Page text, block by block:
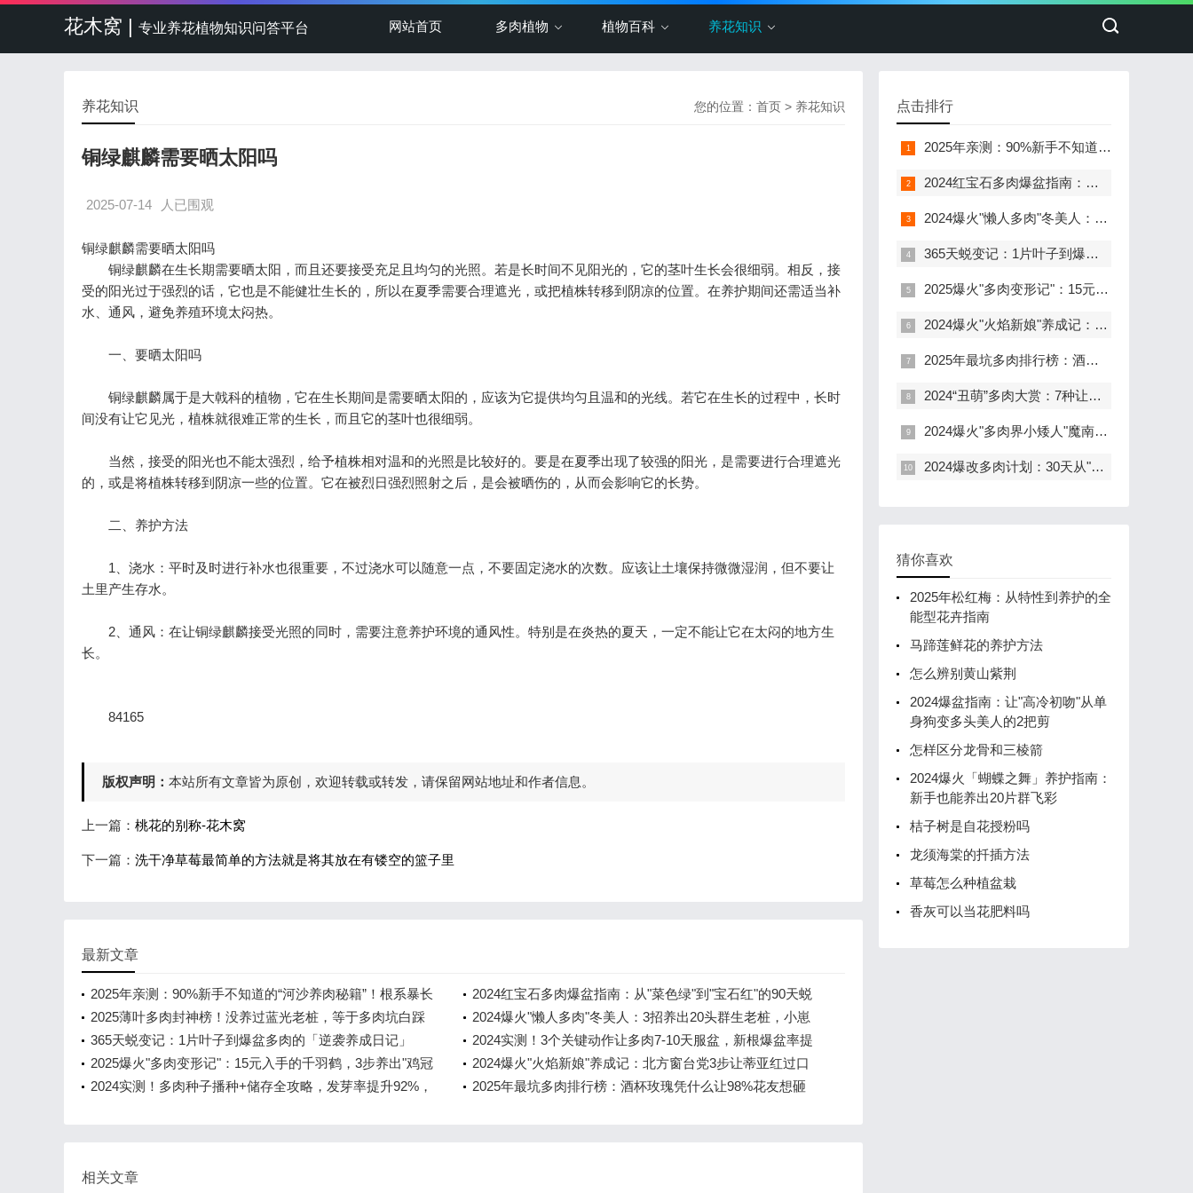
花木窝 | 专业养花植物知识问答平台 网站首页 多肉植物 植物百科 养花知识
您的位置： 首页 > 养花知识
养花知识
铜绿麒麟需要晒太阳吗
2025-07-14 人已围观
铜绿麒麟需要晒太阳吗
铜绿麒麟在生长期需要晒太阳，而且还要接受充足且均匀的光照。若是长时间不见阳光的，它的茎叶生长会很细弱。相反，接
受的阳光过于强烈的话，它也是不能健壮生长的，所以在夏季需要合理遮光，或把植株转移到阴凉的位置。在养护期间还需适当补
水、通风，避免养殖环境太闷热。
一、要晒太阳吗
铜绿麒麟属于是大戟科的植物，它在生长期间是需要晒太阳的，应该为它提供均匀且温和的光线。若它在生长的过程中，长时
间没有让它见光，植株就很难正常的生长，而且它的茎叶也很细弱。
当然，接受的阳光也不能太强烈，给予植株相对温和的光照是比较好的。要是在夏季出现了较强的阳光，是需要进行合理遮光
的，或是将植株转移到阴凉一些的位置。它在被烈日强烈照射之后，是会被晒伤的，从而会影响它的长势。
二、养护方法
1、浇水：平时及时进行补水也很重要，不过浇水可以随意一点，不要固定浇水的次数。应该让土壤保持微微湿润，但不要让
土里产生存水。
2、通风：在让铜绿麒麟接受光照的同时，需要注意养护环境的通风性。特别是在炎热的夏天，一定不能让它在太闷的地方生
长。
84165
版权声明： 本站所有文章皆为原创，欢迎转载或转发，请保留网站地址和作者信息。
上一篇： 桃花的别称-花木窝
下一篇： 洗干净草莓最简单的方法就是将其放在有镂空的篮子里
最新文章
2025年亲测：90%新手不知道的“河沙养肉秘籍”！根系暴长
3倍，状态美到流心
2024红宝石多肉爆盆指南：从"菜色绿"到"宝石红"的90天蜕
变记
2025薄叶多肉封神榜！没养过蓝光老桩，等于多肉坑白踩
一半
2024爆火"懒人多肉"冬美人：3招养出20头群生老桩，小崽
多到花盆装不下！
365天蜕变记：1片叶子到爆盆多肉的「逆袭养成日记」
2024实测！3个关键动作让多肉7-10天服盆，新根爆盆率提
升80%
2025爆火"多肉变形记"：15元入手的千羽鹤，3步养出"鸡冠
爆头"神仙颜值！
2024爆火"火焰新娘"养成记：北方窗台党3步让蒂亚红过口
红！
2024实测！多肉种子播种+储存全攻略，发芽率提升92%，
2025年最坑多肉排行榜：酒杯玫瑰凭什么让98%花友想砸
相关文章
点击排行
2025年亲测：90%新手不知道的“河沙养肉秘籍”！根系暴长3倍，状态美到流心
2024红宝石多肉爆盆指南：从"菜色绿"到"宝石红"的90天蜕变记
2024爆火"懒人多肉"冬美人：3招养出20头群生老桩，小崽多到花盆装不下！
365天蜕变记：1片叶子到爆盆多肉的「逆袭养成日记」
2025爆火"多肉变形记"：15元入手的千羽鹤，3步养出"鸡冠爆头"神仙颜值！
2024爆火"火焰新娘"养成记：北方窗台党3步让蒂亚红过口红！
2025年最坑多肉排行榜：酒杯玫瑰凭什么让98%花友想砸盆？
2024“丑萌”多肉大赏：7种让密集恐惧症尖叫的“怪咖”，养对了比鲜花还惊艳！
2024爆火"多肉界小矮人"魔南景天：90天养成拇指盆栽的3大秘诀
2024爆改多肉计划：30天从"菜色难民"到"果冻仙仙"的逆袭指南！
猜你喜欢
2025年松红梅：从特性到养护的全
能型花卉指南
马蹄莲鲜花的养护方法
怎么辨别黄山紫荆
2024爆盆指南：让"高冷初吻"从单
身狗变多头美人的2把剪
怎样区分龙骨和三棱箭
2024爆火「蝴蝶之舞」养护指南：
新手也能养出20片群飞彩
桔子树是自花授粉吗
龙须海棠的扦插方法
草莓怎么种植盆栽
香灰可以当花肥料吗